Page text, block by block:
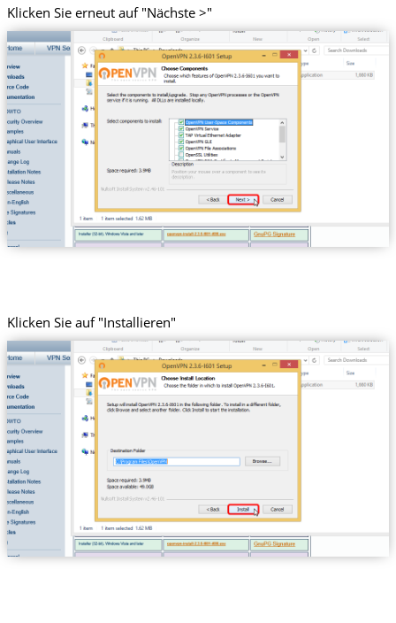
Klicken Sie erneut auf "Nächste >"
Klicken Sie auf "Installieren"